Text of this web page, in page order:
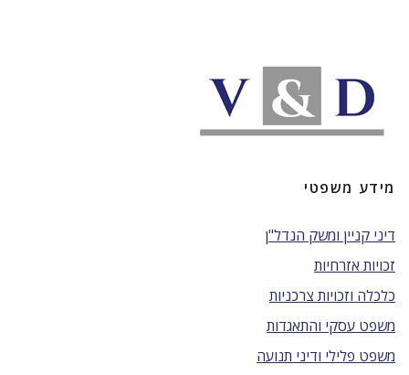
מידע משפטי
דיני קניין ומשק הנדל"ן
זכויות אזרחיות
כלכלה וזכויות צרכניות
משפט עסקי והתאגדות
משפט פלילי ודיני תנועה